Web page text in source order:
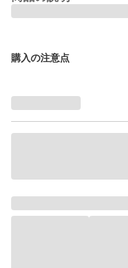
購入の注意点